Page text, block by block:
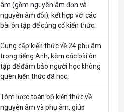
âm (gồm nguyên âm đơn và
nguyên âm đôi), kết hợp với các
bài ôn tập để củng cố kiến thức.
Cung cấp kiến thức về 24 phụ âm
trong tiếng Anh, kèm các bài ôn
tập để đảm bảo người học không
quên kiến thức đã học.
Tóm lược toàn bộ kiến thức về
nguyên âm và phụ âm, giúp